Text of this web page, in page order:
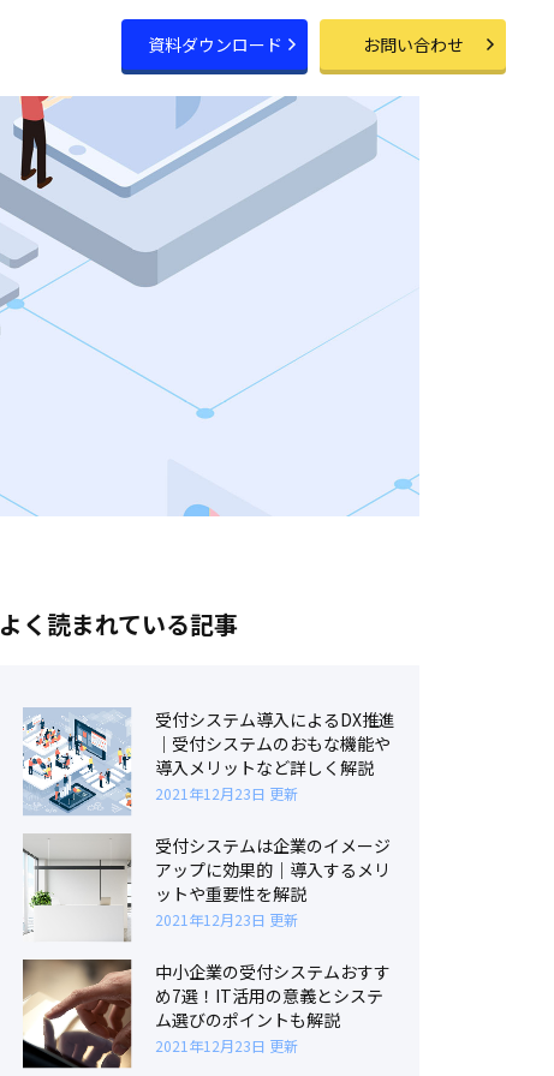
資料ダウンロード お問い合わせ
よく読まれている記事
受付システム導入によるDX推進
｜受付システムのおもな機能や
導入メリットなど詳しく解説
2021年12月23日 更新
受付システムは企業のイメージ
アップに効果的｜導入するメリ
ットや重要性を解説
2021年12月23日 更新
中小企業の受付システムおすす
め7選！IT活用の意義とシステ
ム選びのポイントも解説
2021年12月23日 更新